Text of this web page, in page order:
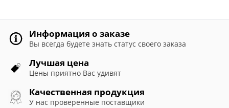
Информация о заказе
Вы всегда будете знать статус своего заказа
Лучшая цена
Цены приятно Вас удивят
Качественная продукция
У нас проверенные поставщики